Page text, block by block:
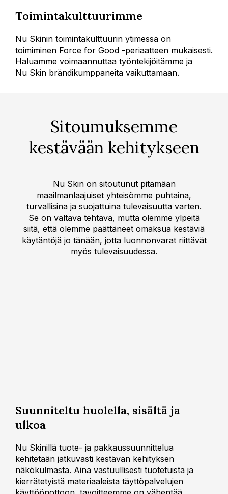
Toimintakulttuurimme
Nu Skinin toimintakulttuurin ytimessä on
toimiminen Force for Good -periaatteen mukaisesti.
Haluamme voimaannuttaa työntekijöitämme ja
Nu Skin brändikumppaneita vaikuttamaan.
Sitoumuksemme
kestävään kehitykseen
Nu Skin on sitoutunut pitämään
maailmanlaajuiset yhteisömme puhtaina,
turvallisina ja suojattuina tulevaisuutta varten.
Se on valtava tehtävä, mutta olemme ylpeitä
siitä, että olemme päättäneet omaksua kestäviä
käytäntöjä jo tänään, jotta luonnonvarat riittävät
myös tulevaisuudessa.
Suunniteltu huolella, sisältä ja
ulkoa
Nu Skinillä tuote- ja pakkaussuunnittelua
kehitetään jatkuvasti kestävän kehityksen
näkökulmasta. Aina vastuullisesti tuotetuista ja
kierrätetyistä materiaaleista täyttöpalvelujen